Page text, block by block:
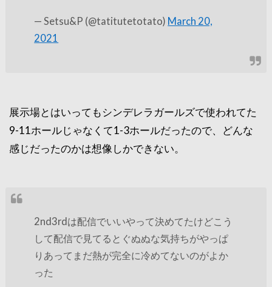
— Setsu&P (@tatitutetotato) March 20,
2021
展示場とはいってもシンデレラガールズで使われてた
9-11ホールじゃなくて1-3ホールだったので、どんな
感じだったのかは想像しかできない。
2nd3rdは配信でいいやって決めてたけどこう
して配信で見てるとぐぬぬな気持ちがやっぱ
りあってまだ熱が完全に冷めてないのがよか
った